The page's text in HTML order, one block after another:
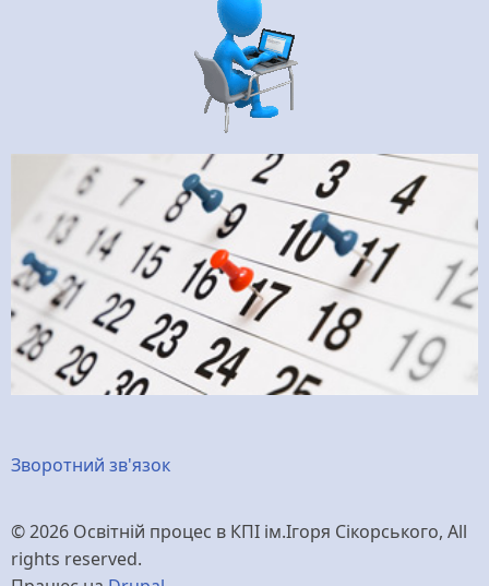
Меню
колонтитулу
Зворотний зв'язок
© 2026 Освітній процес в КПІ ім.Ігоря Сікорського, All
rights reserved.